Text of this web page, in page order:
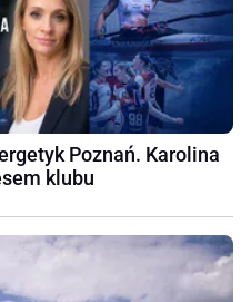
Poznań. Karolina
klubu